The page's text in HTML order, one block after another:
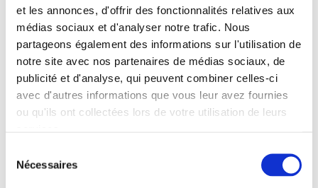
et les annonces, d'offrir des fonctionnalités relatives aux
médias sociaux et d'analyser notre trafic. Nous
partageons également des informations sur l'utilisation de
notre site avec nos partenaires de médias sociaux, de
publicité et d'analyse, qui peuvent combiner celles-ci
avec d'autres informations que vous leur avez fournies
ou qu'ils ont collectées lors de votre utilisation de leurs
Nécessaires
Vous êtes interessé ?
CONTACTEZ-NOUS !